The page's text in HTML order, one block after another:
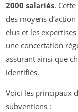
2000 salariés.
des moyens
élus et les
une concertation
assurant ainsi que
identifiés.
Voici les principaux
subventions :